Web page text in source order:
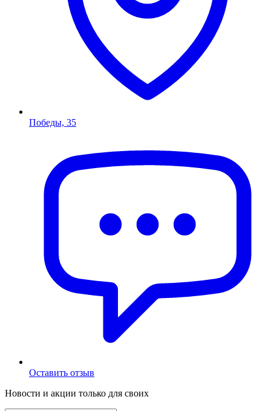
Победы, 35
Оставить отзыв
Новости и акции только для своих